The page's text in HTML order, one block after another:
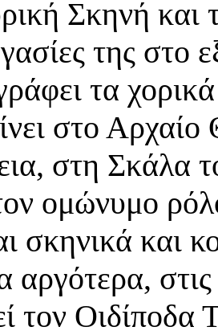
Σκηνή και
της στο
τα
στο
στη Σκάλα
ομώνυμο
σκηνικά και
αργότερα,
τον Οιδίποδα